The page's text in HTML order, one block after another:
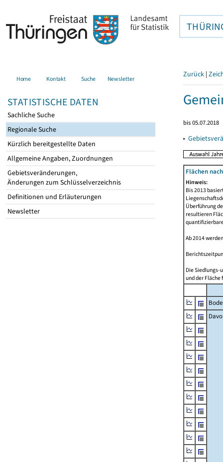
Home Kontakt Suche Newsletter
STATISTISCHE DATEN
Sachliche Suche
Regionale Suche
Kürzlich bereitgestellte Daten
Allgemeine Angaben, Zuordnungen
Gebietsveränderungen,
Änderungen zum Schlüsselverzeichnis
Definitionen und Erläuterungen
Newsletter
Zurück |
bis 05.07.2018
▸
Flächen
Hinweis:
Bis 2013
Überführung
resultieren
Ab 2014
Die Siedlungs-
und der Fläche